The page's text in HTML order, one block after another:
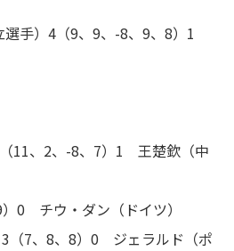
選手）4（9、9、-8、9、8）1
11、2、-8、7）1 王楚欽（中
0 チウ・ダン（ドイツ）
3（7、8、8）0 ジェラルド（ポ